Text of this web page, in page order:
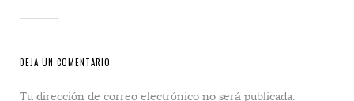
DEJA UN COMENTARIO
Tu dirección de correo electrónico no será publicada.